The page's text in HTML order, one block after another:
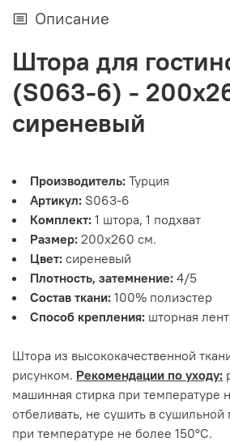
Описание
Штора для
(S063-6) -
сиреневый
Производитель: Турция
Артикул: S063-6
Комплект: 1 штора, 1 подхват
Размер: 200х260 см.
Цвет: сиреневый
Плотность, затемнение: 4/5
Состав ткани: 100% полиэстер
Способ крепления: шторная
Штора из высококачественной
рисунком. Рекомендации по уходу:
машинная стирка при температуре
отбеливать, не сушить в
при температуре не более 150°С.